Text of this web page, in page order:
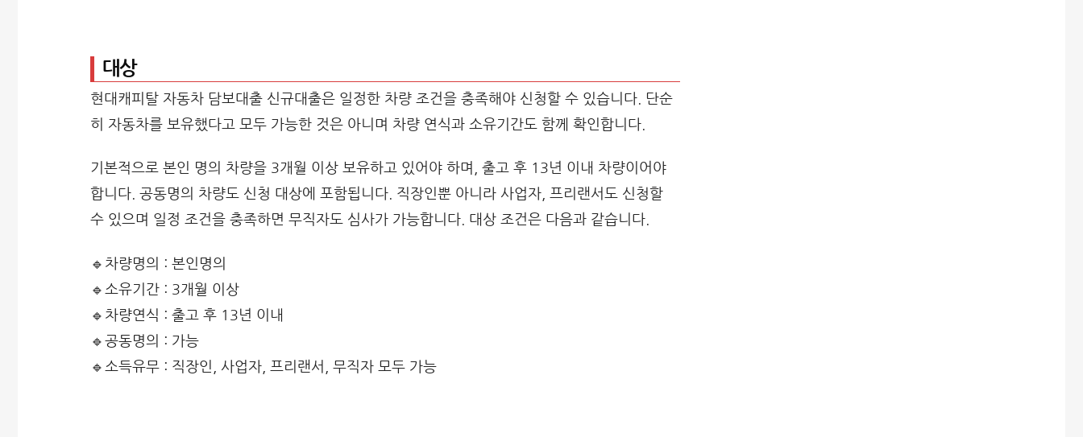
대상
현대캐피탈 자동차 담보대출 신규대출은 일정한 차량 조건을 충족해야 신청할 수 있습니다. 단순
히 자동차를 보유했다고 모두 가능한 것은 아니며 차량 연식과 소유기간도 함께 확인합니다.
기본적으로 본인 명의 차량을 3개월 이상 보유하고 있어야 하며, 출고 후 13년 이내 차량이어야
합니다. 공동명의 차량도 신청 대상에 포함됩니다. 직장인뿐 아니라 사업자, 프리랜서도 신청할
수 있으며 일정 조건을 충족하면 무직자도 심사가 가능합니다. 대상 조건은 다음과 같습니다.
🔹차량명의 : 본인명의
🔹소유기간 : 3개월 이상
🔹차량연식 : 출고 후 13년 이내
🔹공동명의 : 가능
🔹소득유무 : 직장인, 사업자, 프리랜서, 무직자 모두 가능